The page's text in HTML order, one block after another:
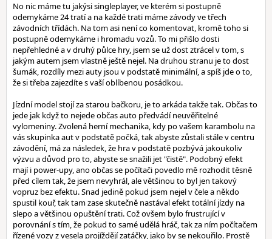
No nic máme tu jakýsi singleplayer, ve kterém si postupně
odemykáme 24 tratí a na každé trati máme závody ve třech
závodních třídách. Na tom asi není co komentovat, kromě toho si
postupně odemykáme i hromadu vozů. To mi přišlo dosti
nepřehledné a v druhý půlce hry, jsem se už dost ztrácel v tom, s
jakým autem jsem vlastně ještě nejel. Na druhou stranu je to dost
šumák, rozdíly mezi auty jsou v podstatě minimální, a spíš jde o to,
že si třeba zajezdíte s vaší oblíbenou posádkou.
Jízdní model stojí za starou bačkoru, je to arkáda takže tak. Občas to
jede jak když to nejede občas auto předvádí neuvěřitelné
vylomeniny. Zvolená herní mechanika, kdy po vašem karambolu na
vás skupinka aut v podstatě počká, tak abyste zůstali stále v centru
závodění, má za následek, že hra v podstatě pozbývá jakoukoliv
výzvu a důvod pro to, abyste se snažili jet "čistě". Podobný efekt
mají i power-upy, ano občas se počítači povedlo mě rozhodit těsně
před cílem tak, že jsem nevyhrál, ale většinou to byl jen takový
vopruz bez efektu. Snad jedině pokud jsem nejel v čele a někdo
spustil kouř, tak tam zase skutečně nastával efekt totální jízdy na
slepo a většinou opuštění trati. Což ovšem bylo frustrující v
porovnání s tím, že pokud to samé udělá hráč, tak za ním počítačem
řízené vozy z vesela projíždějí zatáčky, jako by se nekouřilo. Prostě